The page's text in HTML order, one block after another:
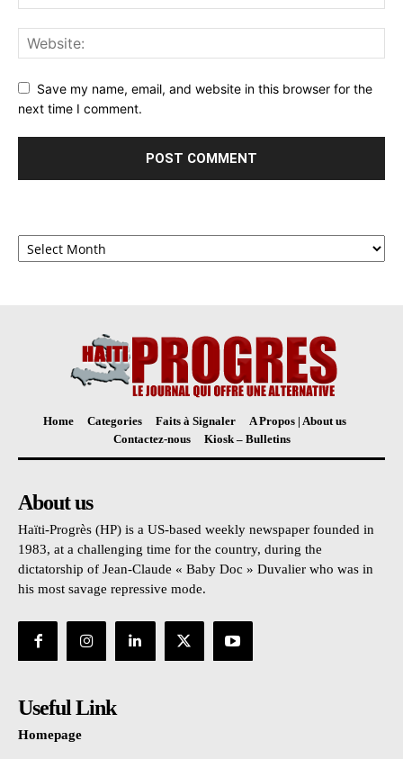
Save my name, email, and website in this browser for the
next time I comment.
Archives
Home Categories Faits à Signaler
A Propos | About us
Contactez-nous
Kiosk – Bulletins
About us
Haïti-Progrès (HP) is a US-based weekly newspaper founded in
1983, at a challenging time for the country, during the
dictatorship of Jean-Claude « Baby Doc » Duvalier who was in
his most savage repressive mode.
Useful Link
Homepage